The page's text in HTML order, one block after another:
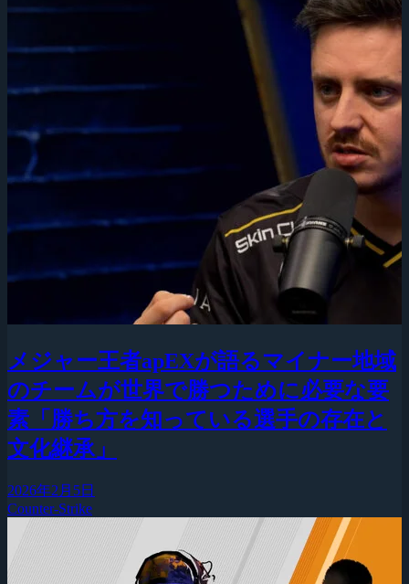
メジャー王者apEXが語るマイナー地域
のチームが世界で勝つために必要な要
素「勝ち方を知っている選手の存在と
文化継承」
2026年2月5日
Counter-Strike